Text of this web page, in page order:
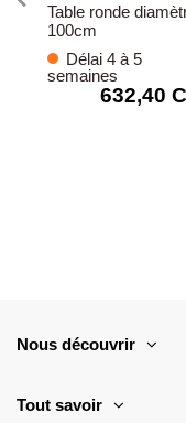
Table ronde
100cm
Délai 4 à 5
semaines
632,40
Nous découvrir
Tout savoir